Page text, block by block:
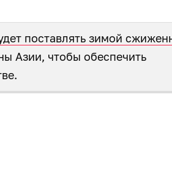
поставлять зимой
Азии, чтобы обеспечить